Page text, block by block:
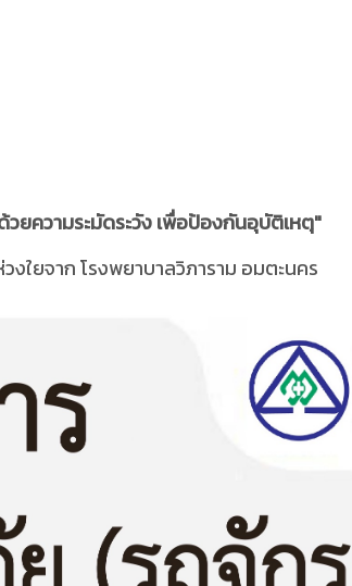
วยความระมัดระวัง เพื่อป้องกันอุบัติเหตุ"
งใยจาก โรงพยาบาลวิภาราม อมตะนคร